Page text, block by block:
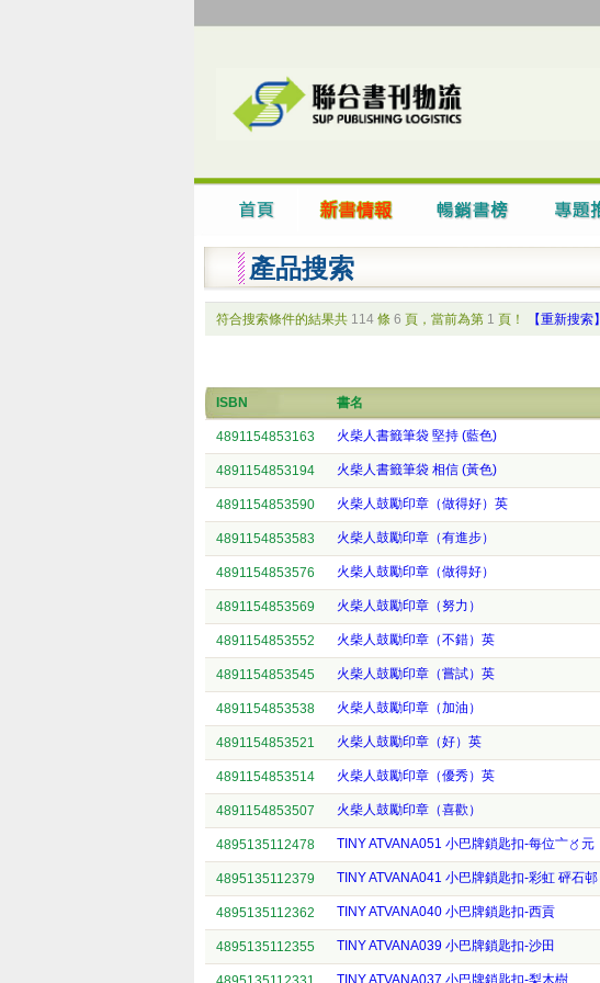
產品搜索
符合搜索條件的結果共 114 條 6 頁，當前為第 1 頁！ 【重新搜索】
ISBN 書名
4891154853163 火柴人書籤筆袋 堅持 (藍色)
4891154853194 火柴人書籤筆袋 相信 (黃色)
4891154853590 火柴人鼓勵印章（做得好）英
4891154853583 火柴人鼓勵印章（有進步）
4891154853576 火柴人鼓勵印章（做得好）
4891154853569 火柴人鼓勵印章（努力）
4891154853552 火柴人鼓勵印章（不錯）英
4891154853545 火柴人鼓勵印章（嘗試）英
4891154853538 火柴人鼓勵印章（加油）
4891154853521 火柴人鼓勵印章（好）英
4891154853514 火柴人鼓勵印章（優秀）英
4891154853507 火柴人鼓勵印章（喜歡）
4895135112478 TINY ATVANA051 小巴牌鎖匙扣-每位〦〥元
4895135112379 TINY ATVANA041 小巴牌鎖匙扣-彩虹 砰石邨
4895135112362 TINY ATVANA040 小巴牌鎖匙扣-西貢
4895135112355 TINY ATVANA039 小巴牌鎖匙扣-沙田
TINY ATVANA037 小巴牌鎖匙扣-梨木樹